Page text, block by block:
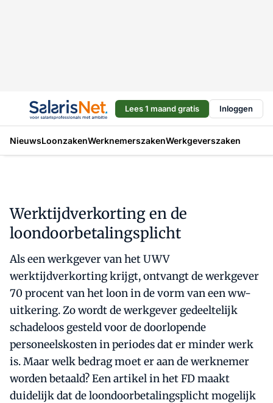
Lees 1 maand gratis Inloggen
NieuwsLoonzakenWerknemerszakenWerkgeverszaken
Werktijdverkorting en de
loondoorbetalingsplicht
Als een werkgever van het UWV
werktijdverkorting krijgt, ontvangt de werkgever
70 procent van het loon in de vorm van een ww-
uitkering. Zo wordt de werkgever gedeeltelijk
schadeloos gesteld voor de doorlopende
personeelskosten in periodes dat er minder werk
is. Maar welk bedrag moet er aan de werknemer
worden betaald? Een artikel in het FD maakt
duidelijk dat de loondoorbetalingsplicht mogelijk